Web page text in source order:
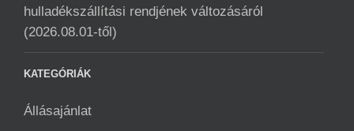
hulladékszállítási rendjének változásáról
(2026.08.01-től)
KATEGÓRIÁK
Állásajánlat